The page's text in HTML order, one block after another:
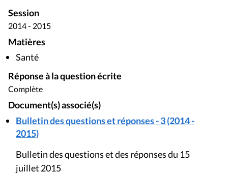
Session
2014 - 2015
Matières
Santé
Réponse à la question écrite
Complète
Document(s) associé(s)
Bulletin des questions et réponses - 3 (2014 -
2015)
Bulletin des questions et des réponses du 15
juillet 2015